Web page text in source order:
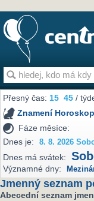
Přesný čas:15 45 /
Znamení
Fáze měsíce:
Dnes je:
8. 8. 2026
Dnes má svátek:
Významné dny:
Jmenný seznam
Abecední seznam